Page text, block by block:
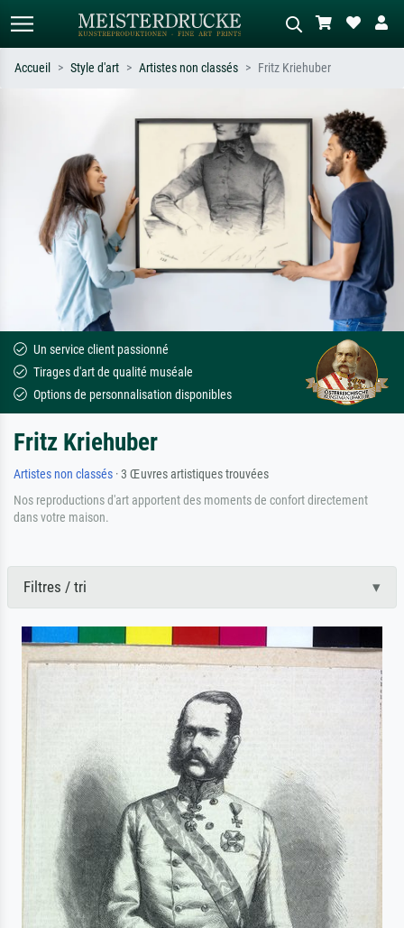
ex. Monet, Nuit étoilée,
impressionnisme, vague de Hokusai,
nu.
Décrivez la scène – ex. prairie verte,
abstrait avec beaucoup de rouge,
tableau sombre, nu debout près d'un
Accueil Style d'art Artistes non classés Fritz Kriehuber
Un service client passionné
Tirages d'art de qualité muséale
Options de personnalisation disponibles
Fritz Kriehuber
Artistes non classés · 3 Œuvres artistiques trouvées
Nos reproductions d'art apportent des moments de confort directement
dans votre maison.
Filtres / tri